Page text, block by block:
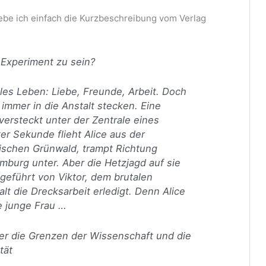
ich einfach die Kurzbeschreibung vom Verlag
zu sein?
Leben: Liebe, Freunde, Arbeit. Doch
in die Anstalt stecken. Eine
unter der Zentrale eines
Sekunde flieht Alice aus der
Grünwald, trampt Richtung
unter. Aber die Hetzjagd auf sie
von Viktor, dem brutalen
die Drecksarbeit erledigt. Denn Alice
junge Frau …
die Grenzen der Wissenschaft und die